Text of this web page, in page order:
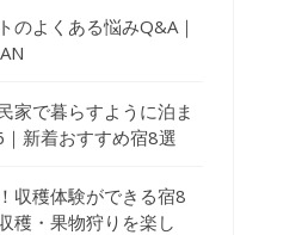
のよくある悩みQ&A｜
家で暮らすように泊ま
｜新着おすすめ宿8選
収穫体験ができる宿8
穫・果物狩りを楽し